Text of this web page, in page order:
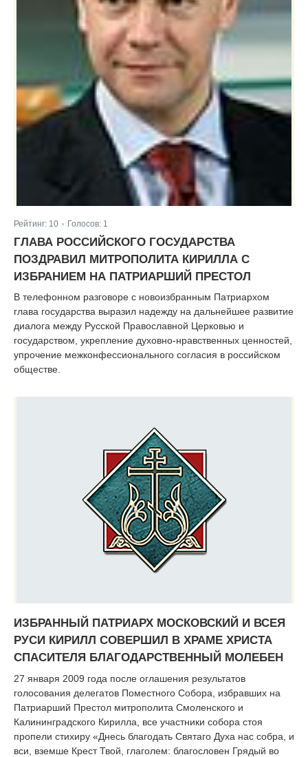
Рейтинг: 10 Голосов: 1
ГЛАВА РОССИЙСКОГО ГОСУДАРСТВА
ПОЗДРАВИЛ МИТРОПОЛИТА КИРИЛЛА С
ИЗБРАНИЕМ НА ПАТРИАРШИЙ ПРЕСТОЛ
В телефонном разговоре с новоизбранным Патриархом
глава государства выразил надежду на дальнейшее развитие
диалога между Русской Православной Церковью и
государством, укрепление духовно-нравственных ценностей,
упрочение межконфессионального согласия в российском
обществе.
ИЗБРАННЫЙ ПАТРИАРХ МОСКОВСКИЙ И ВСЕЯ
РУСИ КИРИЛЛ СОВЕРШИЛ В ХРАМЕ ХРИСТА
СПАСИТЕЛЯ БЛАГОДАРСТВЕННЫЙ МОЛЕБЕН
27 января 2009 года после оглашения результатов
голосования делегатов Поместного Собора, избравших на
Патриарший Престол митрополита Смоленского и
Калининградского Кирилла, все участники собора стоя
пропели стихиру «Днесь благодать Святаго Духа нас собра, и
вси, вземше Крест Твой, глаголем: благословен Грядый во